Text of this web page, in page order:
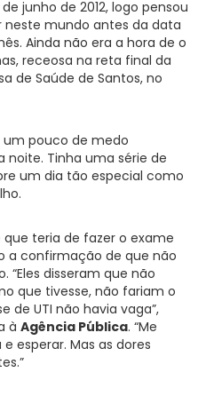
junho de 2012, logo pensou
neste mundo antes da data
Ainda não era a hora de o
receosa na reta final da
de Saúde de Santos, no
um pouco de medo
noite. Tinha uma série de
um dia tão especial como
teria de fazer o exame
a confirmação de que não
disseram que não
que tivesse, não fariam o
de UTI não havia vaga”,
à Agência Pública. “Me
esperar. Mas as dores